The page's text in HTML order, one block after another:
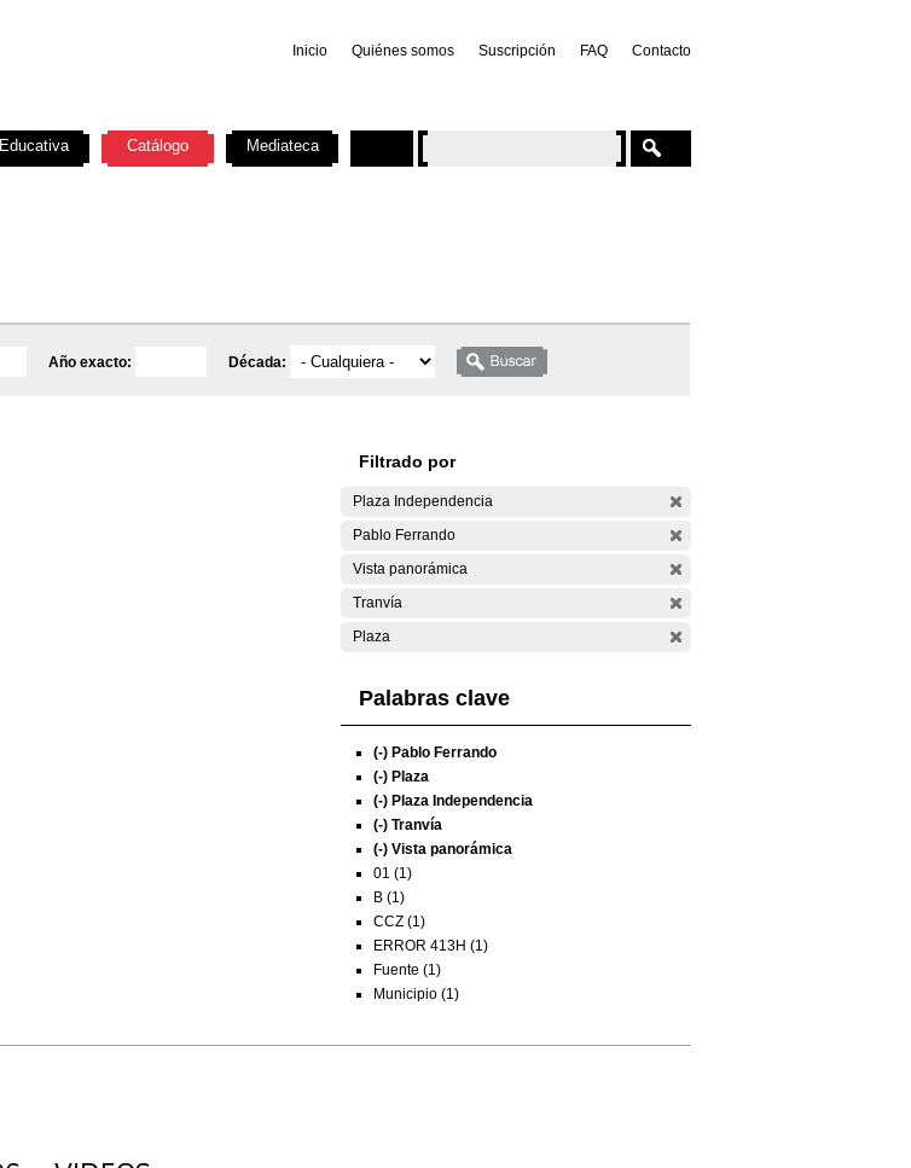
Inicio Quiénes somos Suscripción FAQ Contacto
Año exacto: Década:
Filtrado por
Plaza Independencia
Pablo Ferrando
Vista panorámica
Tranvía
Plaza
Palabras clave
(-) Pablo Ferrando
(-) Plaza
(-) Plaza Independencia
(-) Tranvía
(-) Vista panorámica
01 (1)
B (1)
CCZ (1)
ERROR 413H (1)
Fuente (1)
Municipio (1)
Educativa Catálogo Mediateca